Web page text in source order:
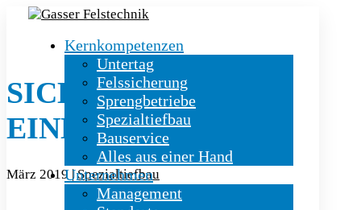
Kernkompetenzen
Untertag
Felssicherung
Sprengbetriebe
Spezialtiefbau
Bauservice
Alles aus einer Hand
Unternehmen
Management
SICHERUNG AUS
EINER HAND
März 2019|Spezialtiefbau